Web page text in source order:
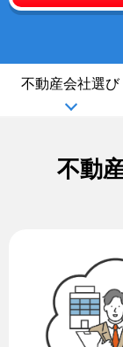
不動産会社選び
不動